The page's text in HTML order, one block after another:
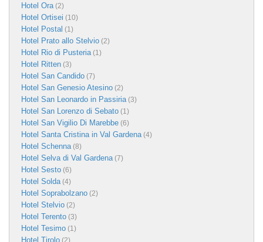
Hotel Ora(2)
Hotel Ortisei (10)
Hotel Postal (1)
Hotel Prato allo Stelvio (2)
Hotel Rio di Pusteria(1)
Hotel Ritten (3)
Hotel San Candido (7)
Hotel San Genesio Atesino (2)
Hotel San Leonardo in Passiria(3)
Hotel San Lorenzo di Sebato (1)
Hotel San Vigilio Di Marebbe (6)
Hotel Santa Cristina in Val Gardena(4)
Hotel Schenna(8)
Hotel Selva di Val Gardena(7)
Hotel Sesto (6)
Hotel Solda(4)
Hotel Soprabolzano (2)
Hotel Stelvio (2)
Hotel Terento (3)
Hotel Tesimo (1)
Hotel Tirolo (2)